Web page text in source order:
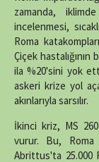
zamanda,
incelenmesi,
Roma
Çiçek
ila %20'sini yok
askeri krize yol
akınlarıyla sarsılır.
İkinci kriz, MS
vurur. Bu,
Abrittus'ta 25.000